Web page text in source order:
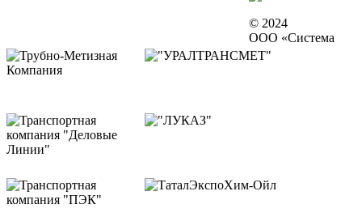
© 2024
ООО «Система